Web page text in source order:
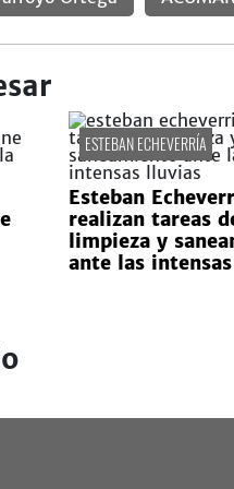
ESTEBAN ECHEVERRÍA
Esteban
realizan tareas
limpieza y
ante las